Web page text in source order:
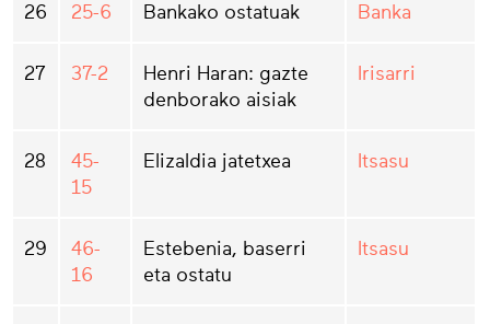
26 25-6 Bankako ostatuak Banka
27 37-2
Henri Haran: gazte
denborako aisiak
Irisarri
28
45-
15
Elizaldia jatetxea Itsasu
29
46-
16
Estebenia, baserri
eta ostatu
Itsasu